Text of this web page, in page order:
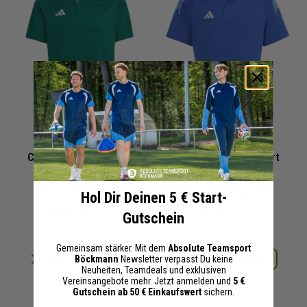
adidas Tiro 23
Competition Poloshirt
Kinder
14,00 €
Merken
+ 8 Interessenten
adidas Tiro 24
Competition Poloshirt
Kinder
17,50 €
Details
+ 7 Interessenten
Hol Dir Deinen 5 € Start-
Gutschein
Gemeinsam stärker. Mit dem Absolute Teamsport
Böckmann Newsletter verpasst Du keine
Neuheiten, Teamdeals und exklusiven
Vereinsangebote mehr. Jetzt anmelden und 5 €
Gutschein ab 50 € Einkaufswert sichern.